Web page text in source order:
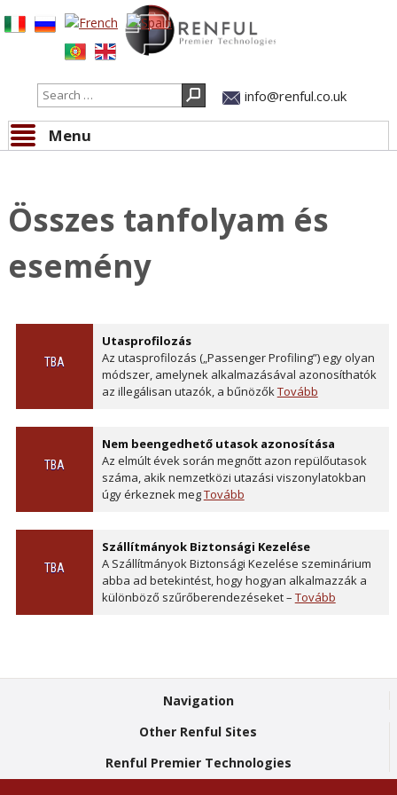
Search info@renful.co.uk
Menu
Összes tanfolyam és
esemény
TBA
Utasprofilozás
Az utasprofilozás („Passenger Profiling”) egy olyan
módszer, amelynek alkalmazásával azonosíthatók
az illegálisan utazók, a bűnözők Tovább
TBA
Nem beengedhető utasok azonosítása
Az elmúlt évek során megnőtt azon repülőutasok
száma, akik nemzetközi utazási viszonylatokban
úgy érkeznek megTovább
TBA
Szállítmányok Biztonsági Kezelése
A Szállítmányok Biztonsági Kezelése szeminárium
abba ad betekintést, hogy hogyan alkalmazzák a
különböző szűrőberendezéseket – Tovább
Navigation
Other Renful Sites
Renful Premier Technologies